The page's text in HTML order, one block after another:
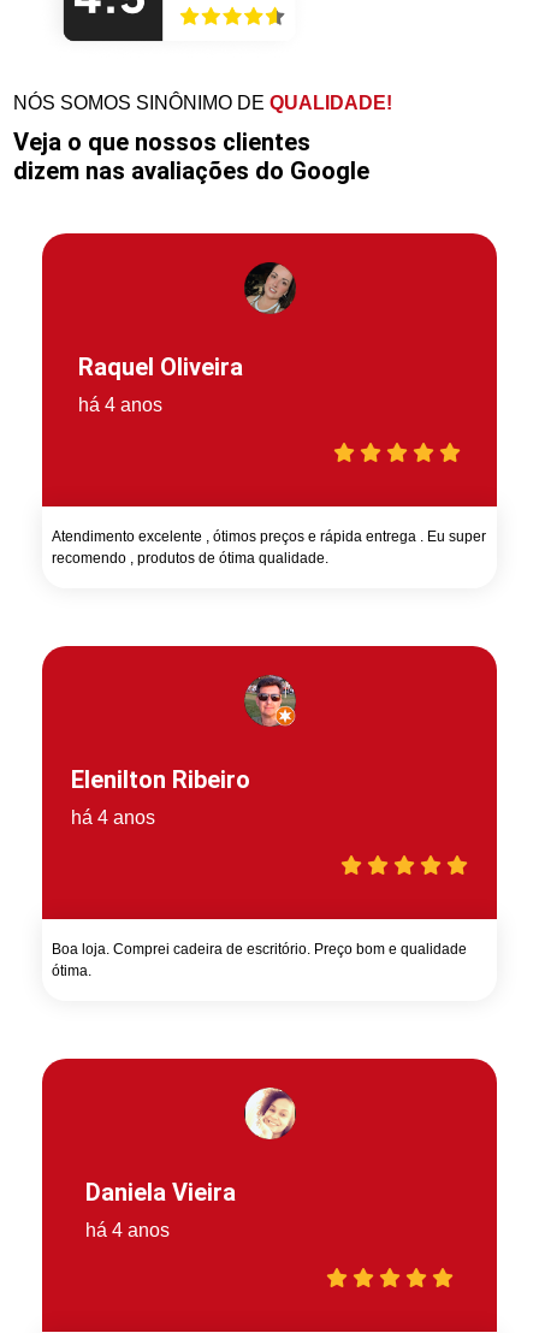
NÓS SOMOS SINÔNIMO DEQUALIDADE!
Veja o que nossos clientes
dizem nas avaliações do Google
Raquel Oliveira
há 4 anos
Atendimento excelente , ótimos preços e rápida entrega . Eu super
recomendo , produtos de ótima qualidade.
Elenilton Ribeiro
há 4 anos
Boa loja. Comprei cadeira de escritório. Preço bom e qualidade
ótima.
Daniela Vieira
há 4 anos